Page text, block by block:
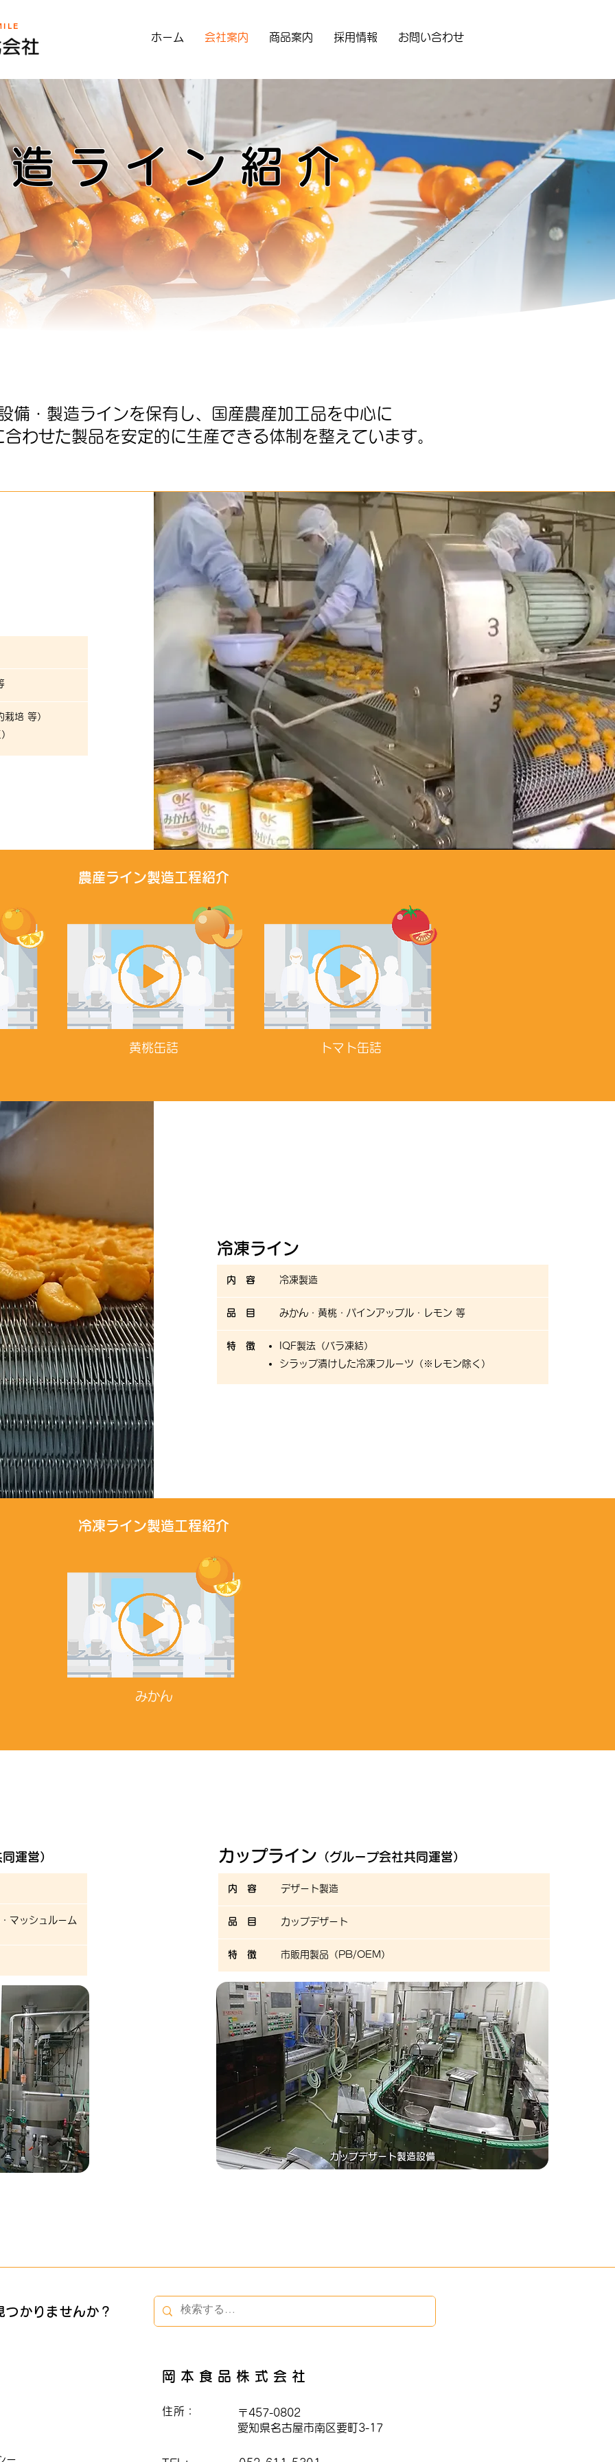
ホーム
会社案内 商品案内 採用情報 お問い合わせ
造ライン紹介
備・製造ラインを保有し、国産農産加工品を中心に
わせた製品を安定的に生産できる体制を整えています。
培 等）
​農産ライン製造工程紹介
​黄桃缶詰 トマト缶詰
冷凍ライン
内 容 冷凍製造
品 目 みかん・黄桃・パインアップル・レモン 等
特 徴
IQF製法（バラ凍結）
シラップ漬けした冷凍フルーツ（※レモン除く）
冷凍ライン製造工程紹介
​みかん
運営）
マッシュルーム
カップライン （グループ会社共同運営）
内 容 デザート製造
品 目 カップデザート
特 徴 ​市販用製品（PB/OEM）​
カップデザート製造設備
つかりませんか？
ー
岡本食品株式会社
住所：
〒457-0802
愛知県名古屋市南区要町3-17